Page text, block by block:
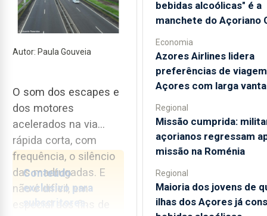
Autor: Paula Gouveia
O som dos escapes e
dos motores
acelerados na via
rápida corta, com
frequência, o silêncio
das madrugadas. E
não é difícil, em
Conteúdo
exclusivo para
subscritores.
bebidas alcoólicas" é a
manchete do Açoriano
Economia
Azores Airlines lidera
preferências de
Açores com larga
Regional
Missão cumprida:
açorianos regressam
missão na Roménia
Regional
Maioria dos jovens de
ilhas dos Açores já